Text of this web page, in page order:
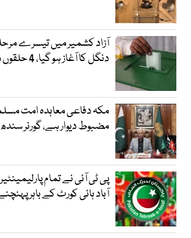
آزاد کشمیر میں تیسرے
دنگل کا آغاز ہو گیا، 4 حلقوں میں پولنگ شروع
مکہ دفاعی معاہدہ امت
مضبوط دیوار ہے، گورنر سندھ
پی ٹی آئی نے تمام
آباد ہائی کورٹ کے باہر